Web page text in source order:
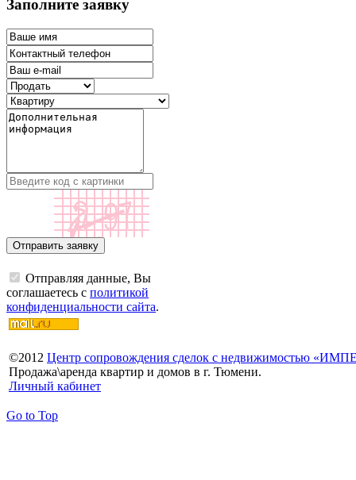
Заполните заявку
Отправляя данные, Вы
соглашаетесь с политикой
конфиденциальности сайта.
©2012 Центр сопровождения сделок с недвижимостью
Продажа\аренда квартир и домов в г. Тюмени.
Личный кабинет
Go to Top